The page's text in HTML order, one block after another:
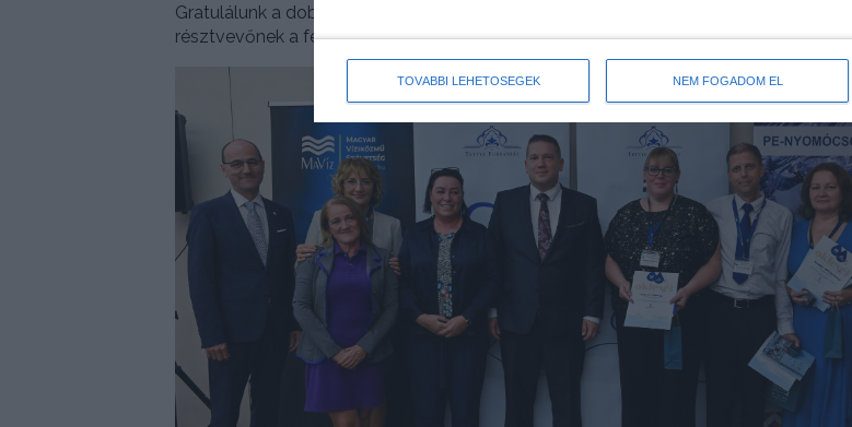
TOVÁBBI LEHETŐSÉGEK NEM FOGADOM EL
Gratulálunk a dobogós csapatoknak a kiemelkedő teljesítményhez, valamint minden
résztvevőnek a felkészüléshez és az elhivatott munkához!